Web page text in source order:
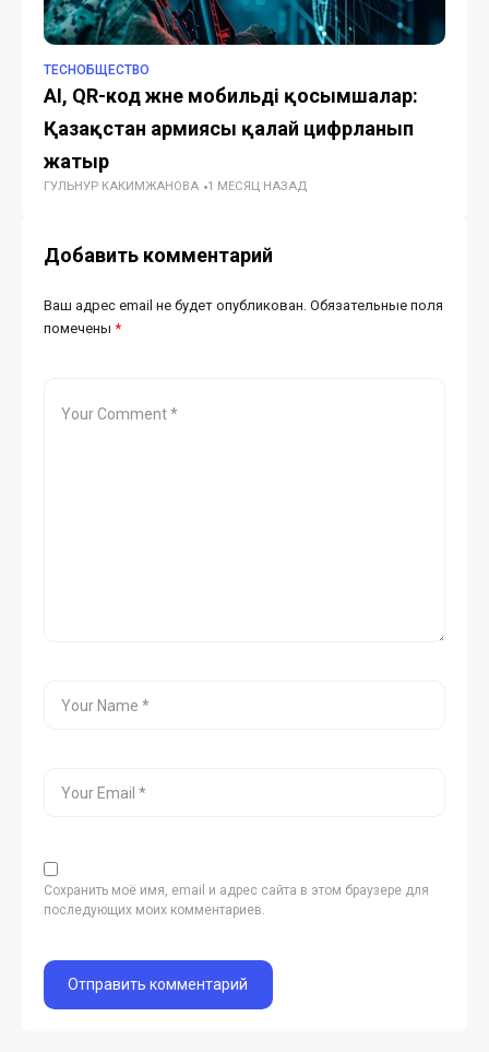
TECHОБЩЕСТВО
AI, QR-код және мобильді қосымшалар:
Қазақстан армиясы қалай цифрланып
жатыр
ГУЛЬНУР КАКИМЖАНОВА 1 МЕСЯЦ НАЗАД
Добавить комментарий
Ваш адрес email не будет опубликован. Обязательные поля
помечены *
Сохранить моё имя, email и адрес сайта в этом браузере для
последующих моих комментариев.